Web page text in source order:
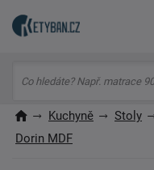
Kuchyně Stoly
Dorin MDF